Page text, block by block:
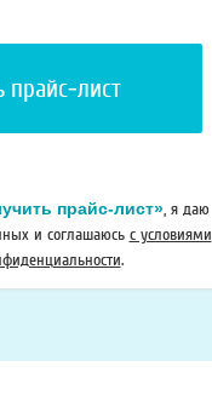
прайс-лист», я даю
и соглашаюсь с условиями
.